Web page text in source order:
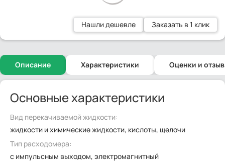
Нашли дешевле Заказать в 1 клик
Описание Характеристики Оценки и
Основные характеристики
Вид перекачиваемой жидкости:
жидкости и химические жидкости, кислоты, щелочи
Тип расходомера:
с импульсным выходом, электромагнитный